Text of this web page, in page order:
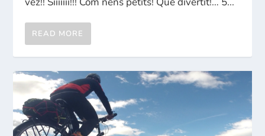
READ MORE